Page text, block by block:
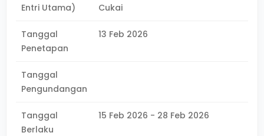
Entri Utama)
Cukai
Tanggal
Penetapan
13 Feb 2026
Tanggal
Pengundangan
Tanggal
Berlaku
15 Feb 2026 - 28 Feb 2026